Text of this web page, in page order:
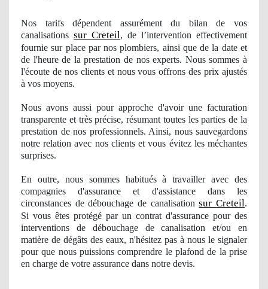
Nos tarifs dépendent assurément du bilan de vos
canalisations sur Creteil, de l’intervention effectivement
fournie sur place par nos plombiers, ainsi que de la date et
de l'heure de la prestation de nosexperts. Nous sommes à
l'écoute de nos clients et nous vous offrons des prix ajustés
à vos moyens.
Nous avons aussi pour approche d'avoir une facturation
transparente et très précise, résumant toutes les parties de la
prestation de nos professionnels. Ainsi, nous sauvegardons
notre relation avec nos clients et vous évitez les méchantes
surprises.
En outre, nous sommes habitués à travailler avec des
compagnies d'assurance et d'assistance dans les
circonstances de débouchage de canalisationsur Creteil.
Si vous êtes protégé par un contrat d'assurance pour des
interventions de débouchage de canalisation et/ou en
matière de dégâts des eaux, n'hésitez pas à nous le signaler
pour que nous puissions comprendre le plafond de la prise
en charge de votre assurance dans notre devis.